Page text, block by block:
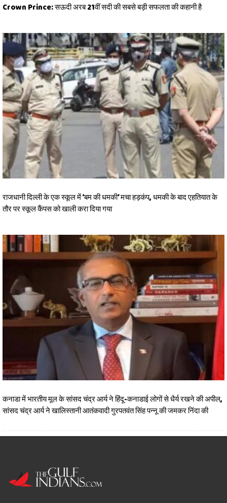
Crown Prince: सऊदी अरब 21वीं सदी की सबसे बड़ी सफलता की कहानी है
राजधानी दिल्ली के एक स्कूल में ‘बम की धमकी’ मचा हड़कंप, धमकी के बाद एहतियात के
तौर पर स्कूल कैंपस को खाली करा दिया गया
कनाडा में भारतीय मूल के सांसद चंद्र आर्य ने हिंदू-कनाडाई लोगों से धैर्य रखने की अपील,
सांसद चंद्र आर्य ने खालिस्तानी आतंकवादी गुरपतवंत सिंह पन्नू की जमकर निंदा की